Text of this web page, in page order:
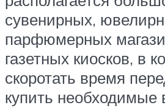
сувенирных,
парфюмерных
газетных киосков, в
скоротать время
купить необходимые